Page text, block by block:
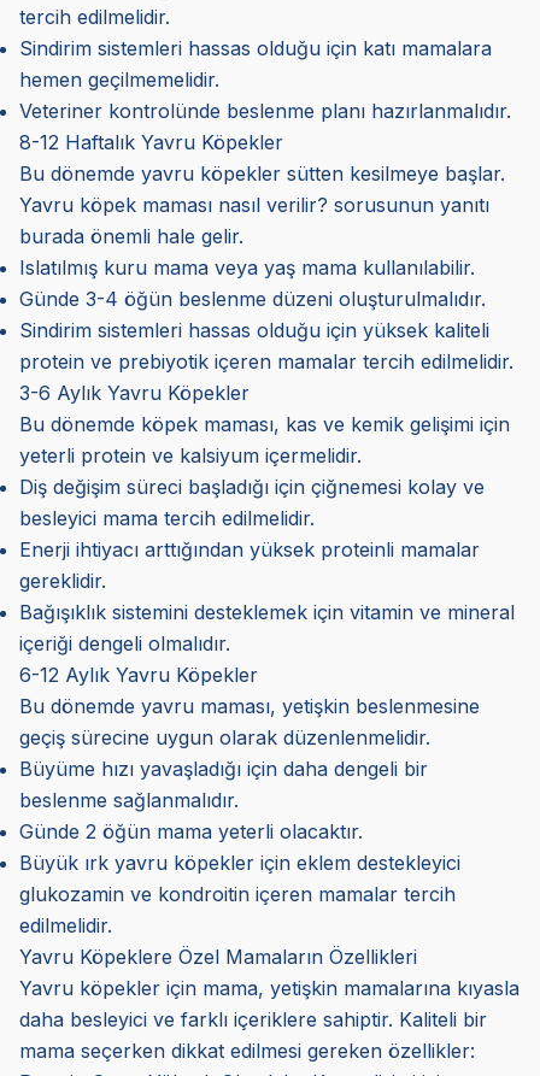
tercih edilmelidir.
Sindirim sistemleri hassas olduğu için katı mamalara
hemen geçilmemelidir.
Veteriner kontrolünde beslenme planı hazırlanmalıdır.
8-12 Haftalık Yavru Köpekler
Bu dönemde yavru köpekler sütten kesilmeye başlar.
Yavru köpek maması nasıl verilir? sorusunun yanıtı
burada önemli hale gelir.
Islatılmış kuru mama veya yaş mama kullanılabilir.
Günde 3-4 öğün beslenme düzeni oluşturulmalıdır.
Sindirim sistemleri hassas olduğu için yüksek kaliteli
protein ve prebiyotik içeren mamalar tercih edilmelidir.
3-6 Aylık Yavru Köpekler
Bu dönemde köpek maması, kas ve kemik gelişimi için
yeterli protein ve kalsiyum içermelidir.
Diş değişim süreci başladığı için çiğnemesi kolay ve
besleyici mama tercih edilmelidir.
Enerji ihtiyacı arttığından yüksek proteinli mamalar
gereklidir.
Bağışıklık sistemini desteklemek için vitamin ve mineral
içeriği dengeli olmalıdır.
6-12 Aylık Yavru Köpekler
Bu dönemde yavru maması, yetişkin beslenmesine
geçiş sürecine uygun olarak düzenlenmelidir.
Büyüme hızı yavaşladığı için daha dengeli bir
beslenme sağlanmalıdır.
Günde 2 öğün mama yeterli olacaktır.
Büyük ırk yavru köpekler için eklem destekleyici
glukozamin ve kondroitin içeren mamalar tercih
edilmelidir.
Yavru Köpeklere Özel Mamaların Özellikleri
Yavru köpekler için mama, yetişkin mamalarına kıyasla
daha besleyici ve farklı içeriklere sahiptir. Kaliteli bir
mama seçerken dikkat edilmesi gereken özellikler: